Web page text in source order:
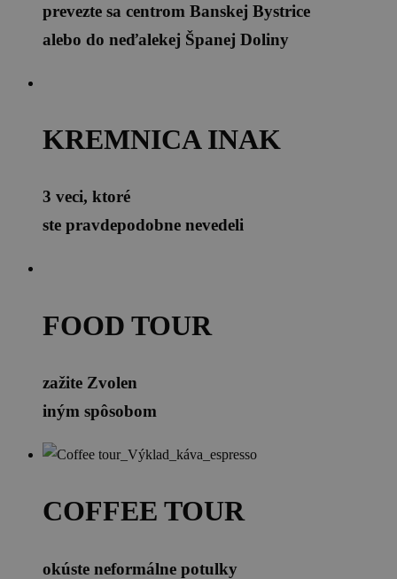
prevezte sa centrom Banskej Bystrice
alebo do neďalekej Španej Doliny
KREMNICA INAK
3 veci, ktoré
ste pravdepodobne nevedeli
FOOD TOUR
zažite Zvolen
iným spôsobom
COFFEE TOUR
okúste neformálne potulky